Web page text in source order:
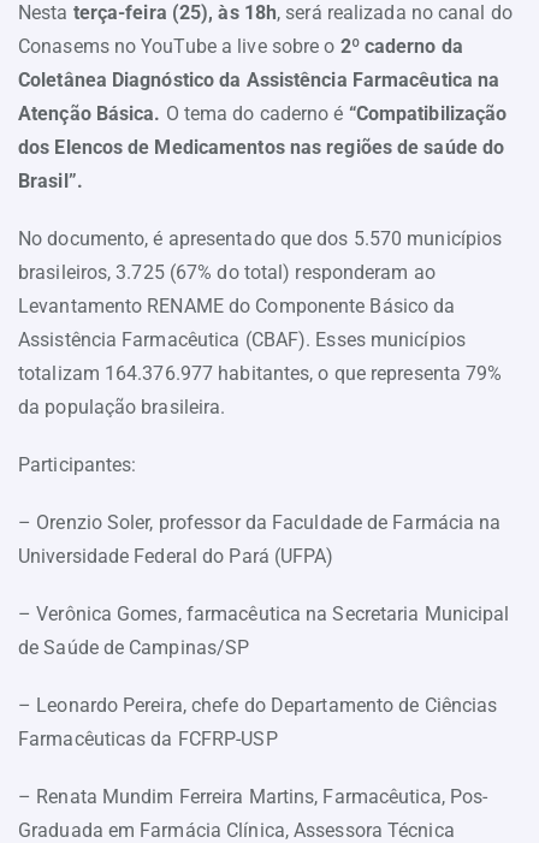
Nesta terça-feira (25), às 18h, será realizada no canal do
Conasems no YouTube a live sobre o 2º caderno da
Coletânea Diagnóstico da Assistência Farmacêutica na
Atenção Básica. O tema do caderno é “Compatibilização
dos Elencos de Medicamentos nas regiões de saúde do
Brasil”.
No documento, é apresentado que dos 5.570 municípios
brasileiros, 3.725 (67% do total) responderam ao
Levantamento RENAME do Componente Básico da
Assistência Farmacêutica (CBAF). Esses municípios
totalizam 164.376.977 habitantes, o que representa 79%
da população brasileira.
Participantes:
– Orenzio Soler, professor da Faculdade de Farmácia na
Universidade Federal do Pará (UFPA)
– Verônica Gomes, farmacêutica na Secretaria Municipal
de Saúde de Campinas/SP
– Leonardo Pereira, chefe do Departamento de Ciências
Farmacêuticas da FCFRP-USP
– Renata Mundim Ferreira Martins, Farmacêutica, Pos-
Graduada em Farmácia Clínica, Assessora Técnica